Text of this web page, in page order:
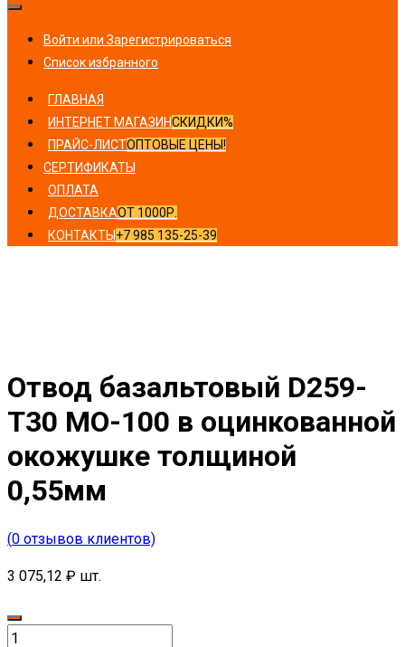
Войти или Зарегистрироваться
Список избранного
ГЛАВНАЯ
ИНТЕРНЕТ МАГАЗИНСКИДКИ%
ПРАЙС-ЛИСТОПТОВЫЕ ЦЕНЫ!
СЕРТИФИКАТЫ
ОПЛАТА
ДОСТАВКАОТ 1000Р.
КОНТАКТЫ +7 985 135-25-39
Отвод базальтовый D259-
T30 MO-100 в оцинкованной
окожушке толщиной
0,55мм
(0 отзывов клиентов)
3 075,12 ₽ шт.
Количество